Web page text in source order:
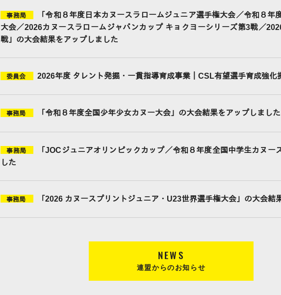
事務局
「令和８年度日本カヌースラロームジュニア選手権大会／令和８
大会／2026カヌースラロームジャパンカップ キョクヨーシリーズ第3戦／
戦」の大会結果をアップしました
委員会 2026年度 タレント発掘・一貫指導育成事業｜CSL有望選手育成強
事務局 「令和８年度全国少年少女カヌー大会」の大会結果をアップしました
事務局
「JOCジュニアオリンピックカップ／令和８年度全国中学生カヌ
した
事務局 「2026 カヌースプリントジュニア・U23世界選手権大会」の大会結
NEWS
連盟からのお知らせ